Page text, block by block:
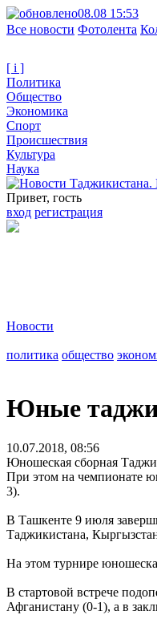
08.08 15:53
Все новости Фотолента
[ i ]
Политика
Общество
Экономика
Спорт
Происшествия
Культура
Наука
Привет, гость
вход регистрация
Новости
политика общество
Юные
10.07.2018, 08:56
Юношеская сборная
При этом на чемпионате
3).
В Ташкенте 9 июля
Таджикистана,
На этом турнире
В стартовой встрече
Афганистану (0-1), а в